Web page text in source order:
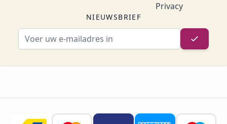
Privacy
NIEUWSBRIEF